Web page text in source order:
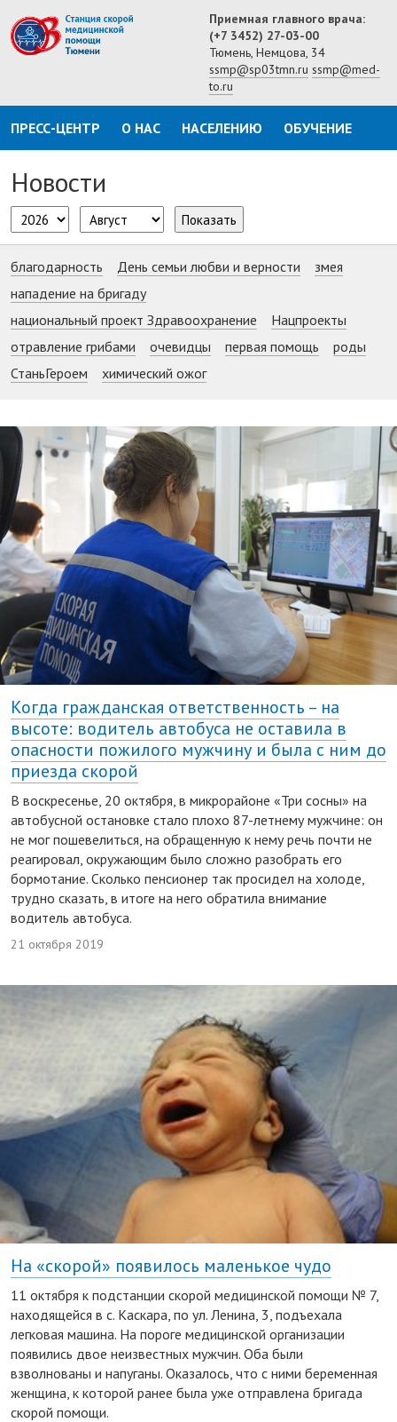
Приемная главного врача:
(+7 3452) 27-03-00
Тюмень, Немцова, 34
ssmp@sp03tmn.ru ssmp@med-
to.ru
ПРЕСС-ЦЕНТР О НАС НАСЕЛЕНИЮ ОБУЧЕНИЕ
Новости
Показать
благодарность День семьи любви и верности
змея
нападение на бригаду
национальный проект Здравоохранение
Нацпроекты
отравление грибами
очевидцы первая помощь
роды
СтаньГероем
химический ожог
Когда гражданская ответственность – на
высоте: водитель автобуса не оставила в
опасности пожилого мужчину и была с ним до
приезда скорой
В воскресенье, 20 октября, в микрорайоне «Три сосны» на
автобусной остановке стало плохо 87-летнему мужчине: он
не мог пошевелиться, на обращенную к нему речь почти не
реагировал, окружающим было сложно разобрать его
бормотание. Сколько пенсионер так просидел на холоде,
трудно сказать, в итоге на него обратила внимание
водитель автобуса.
21 октября 2019
На «скорой» появилось маленькое чудо
11 октября к подстанции скорой медицинской помощи № 7,
находящейся в с. Каскара, по ул. Ленина, 3, подъехала
легковая машина. На пороге медицинской организации
появились двое неизвестных мужчин. Оба были
взволнованы и напуганы. Оказалось, что с ними беременная
женщина, к которой ранее была уже отправлена бригада
скорой помощи.